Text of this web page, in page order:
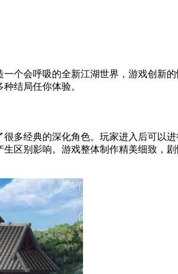
个会呼吸的全新江湖世界，游戏创新
结局任你体验。
多经典的深化角色。玩家进入后可以
区别影响。游戏整体制作精美细致，